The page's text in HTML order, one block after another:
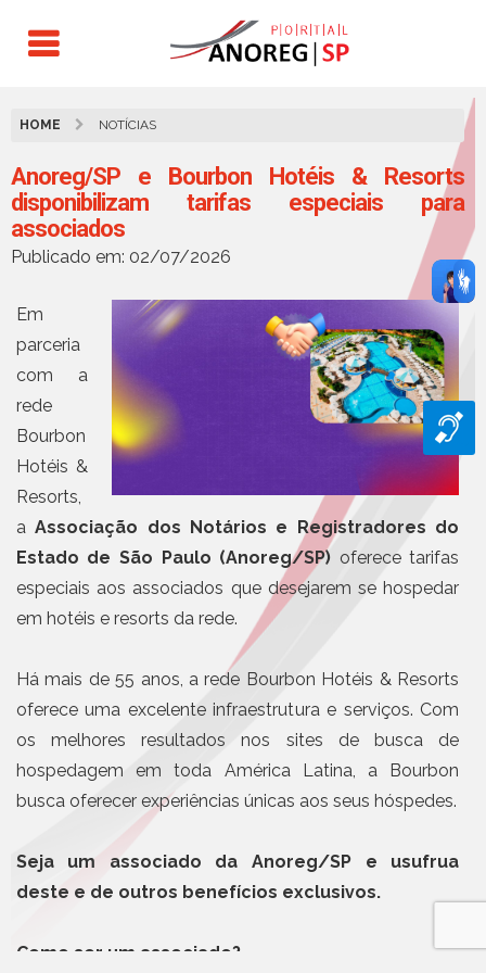
HOME NOTÍCIAS
Anoreg/SP e Bourbon Hotéis & Resorts
disponibilizam tarifas especiais para
associados
Publicado em: 02/07/2026
Em
parceria
com a
rede
Bourbon
Hotéis &
Resorts,
aAssociação dos Notários e Registradores do
Estado de São Paulo (Anoreg/SP) oferece tarifas
especiais aos associados que desejarem se hospedar
em hotéis e resorts da rede.
Há mais de 55 anos, a rede Bourbon Hotéis & Resorts
oferece uma excelente infraestrutura e serviços. Com
os melhores resultados nos sites de busca de
hospedagem em toda América Latina, a Bourbon
busca oferecer experiências únicas aos seus hóspedes.
Seja um associado da Anoreg/SP e usufrua
deste e de outros benefícios exclusivos.
Como ser um associado?